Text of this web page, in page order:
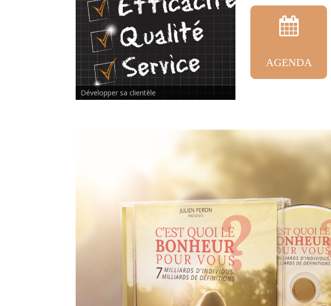
Rencontre inter-thérapeutes
AGENDA